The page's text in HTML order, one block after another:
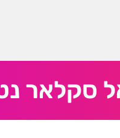
סקלאר